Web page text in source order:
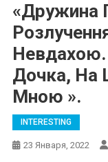
«Дружина
Невдахою.
Дочка, На
Мною ».
INTERESTING
23 Января, 2022